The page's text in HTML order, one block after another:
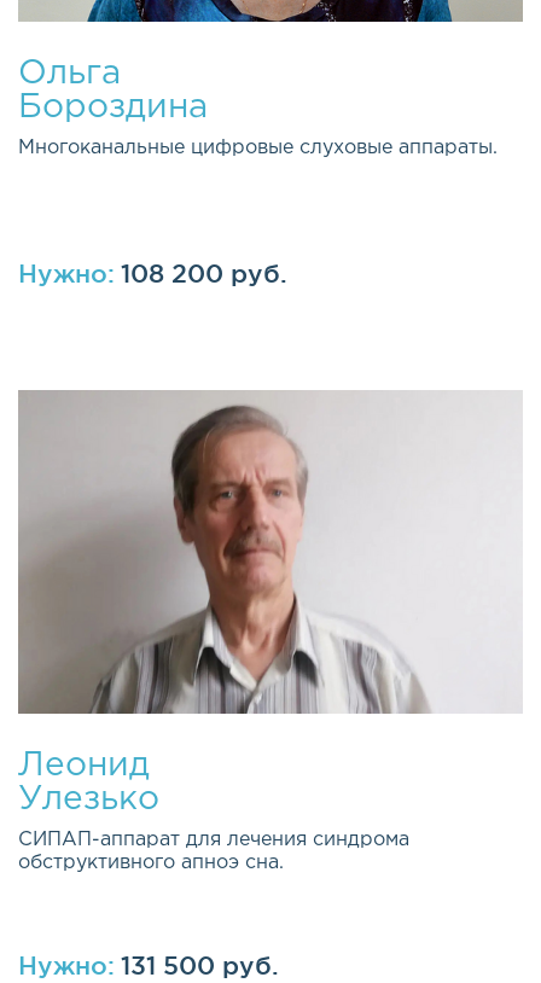
Ольга
Бороздина
Многоканальные цифровые слуховые аппараты.
Нужно: 108 200 руб.
Леонид
Улезько
СИПАП-аппарат для лечения синдрома
обструктивного апноэ сна.
Нужно: 131 500 руб.